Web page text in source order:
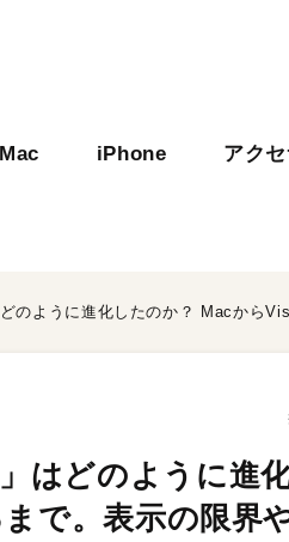
Mac iPhone アク
はどのように進
で。表示の限界